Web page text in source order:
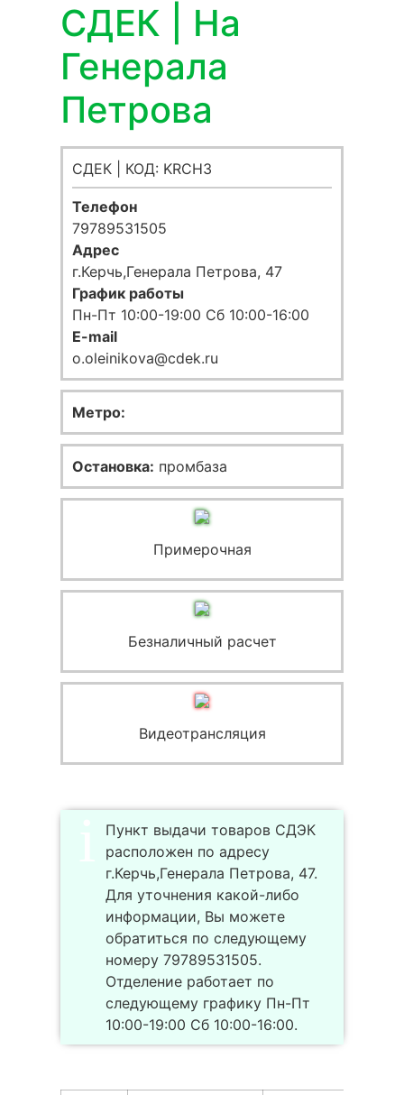
СДЕК | На
Генерала
Петрова
СДЕК | КОД: KRCH3
Телефон
79789531505
Адрес
г.Керчь,Генерала Петрова, 47
График работы
Пн-Пт 10:00-19:00 Сб 10:00-16:00
E-mail
o.oleinikova@cdek.ru
Метро:
Остановка: промбаза
Примерочная
Безналичный расчет
Видеотрансляция
Пункт выдачи товаров СДЭК
расположен по адресу
г.Керчь,Генерала Петрова, 47.
Для уточнения какой-либо
информации, Вы можете
обратиться по следующему
номеру 79789531505.
Отделение работает по
следующему графику Пн-Пт
10:00-19:00 Сб 10:00-16:00.